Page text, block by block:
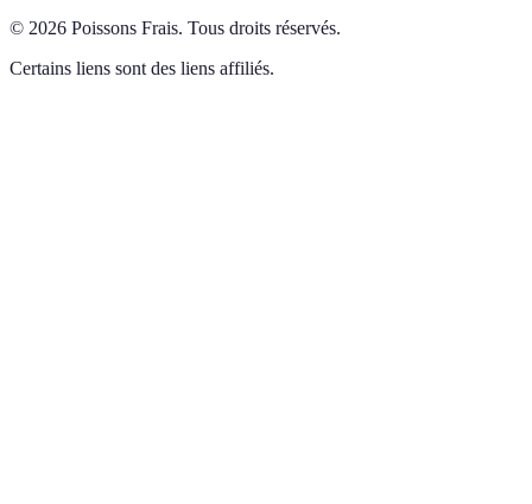
© 2026 Poissons Frais. Tous droits réservés.
Certains liens sont des liens affiliés.